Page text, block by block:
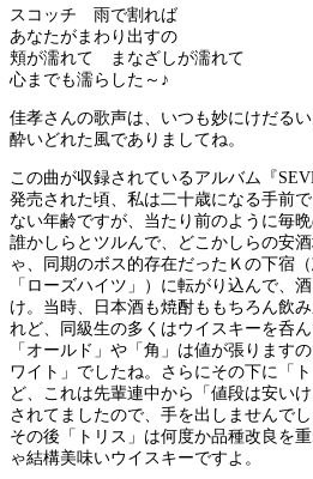
スコッチ 雨で割れば
あなたがまわり出すの
頬が濡れて まなざしが濡れて
心までも濡らした～♪
佳孝さんの歌声は、いつも妙にけだる
酔いどれた風でありましてね。
この曲が収録されているアルバム『
発売された頃、私は二十歳になる手前
ない年齢ですが、当たり前のように毎
誰かしらとツルんで、どこかしらの安
ゃ、同期のボス的存在だったＫの下宿
「ローズハイツ」）に転がり込んで、
け。当時、日本酒も焼酎ももちろん飲
れど、同級生の多くはウイスキーを呑
「オールド」や「角」は値が張ります
ワイト」でしたね。さらにその下に「
ど、これは先輩連中から「値段は安い
されてましたので、手を出しませんで
その後「トリス」は何度か品種改良を
ゃ結構美味いウイスキーですよ。